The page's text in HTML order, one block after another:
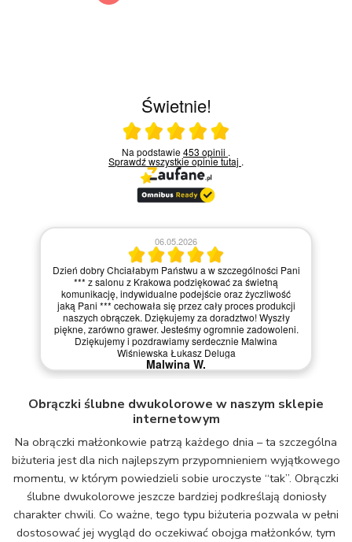
Świetnie!
Ocena średnia 5 na 5
Na podstawie453 opinii .
Sprawdź wszystkie opinietutaj .
06.05.2026
Dzień dobry Chciałabym Państwu a w szczególności Pani
*** z salonu z Krakowa podziękować za świetną
komunikację, indywidualne podejście oraz życzliwość
jaką Pani *** cechowała się przez cały proces produkcji
naszych obrączek. Dziękujemy za doradztwo! Wyszły
piękne, zarówno grawer. Jesteśmy ogromnie zadowoleni.
Dziękujemy i pozdrawiamy serdecznie Malwina
Wiśniewska Łukasz Deluga
Malwina W.
Obrączki ślubne dwukolorowe w naszym sklepie
internetowym
Na obrączki małżonkowie patrzą każdego dnia – ta szczególna
biżuteria jest dla nich najlepszym przypomnieniem wyjątkowego
momentu, w którym powiedzieli sobie uroczyste “tak”. Obrączki
ślubne dwukolorowe jeszcze bardziej podkreślają doniosły
charakter chwili. Co ważne, tego typu biżuteria pozwala w pełni
dostosować jej wygląd do oczekiwać obojga małżonków, tym